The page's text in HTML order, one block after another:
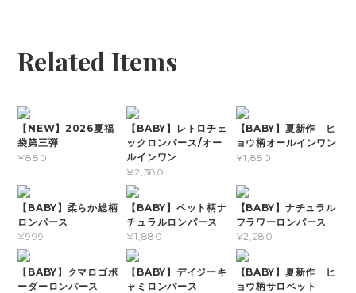
Related Items
【NEW】2026夏福
袋第三弾
¥880
【BABY】レトロチェ
ックロンパース/オー
ルインワン
¥2,380
【BABY】夏新作 ヒ
ョウ柄オールインワン
¥1,880
【BABY】柔らか総柄
ロンパース
¥999
【BABY】ペット柄ナ
チュラルロンパース
¥1,880
【BABY】ナチュラル
フラワーロンパース
¥2,280
【BABY】クマロゴボ
ーダーロンパース
【BABY】デイジーキ
ャミロンパース
【BABY】夏新作 ヒ
ョウ柄サロペット